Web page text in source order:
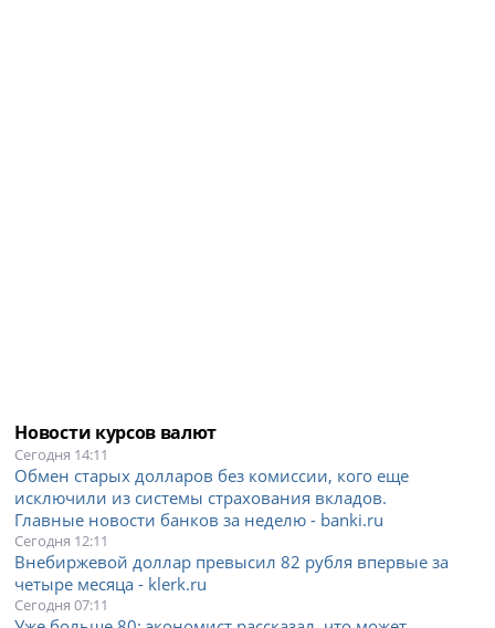
Новости курсов валют
Сегодня 14:11
Обмен старых долларов без комиссии, кого еще
исключили из системы страхования вкладов.
Главные новости банков за неделю - banki.ru
Сегодня 12:11
Внебиржевой доллар превысил 82 рубля впервые за
четыре месяца - klerk.ru
Сегодня 07:11